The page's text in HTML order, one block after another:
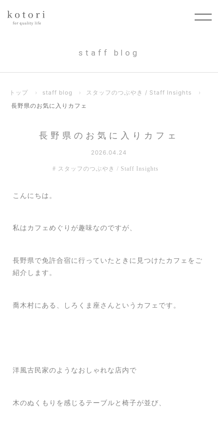
staff blog
トップ › staff blog › スタッフのつぶやき / Staff Insights
›
長野県のお気に入りカフェ
長野県のお気に入りカフェ
2026.04.24
スタッフのつぶやき / Staff Insights
こんにちは。
私はカフェめぐりが趣味なのですが、
長野県で免許合宿に行っていたときに見つけたカフェをご
紹介します。
喬木村にある、しろくま座さんというカフェです。
洋風古民家のようなおしゃれな店内で
木のぬくもりを感じるテーブルと椅子が並び、